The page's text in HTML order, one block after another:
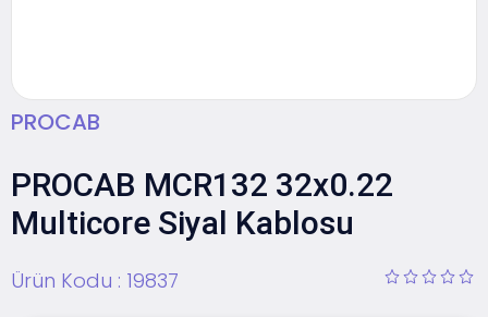
PROCAB
PROCAB MCR132 32x0.22
Multicore Siyal Kablosu
Ürün Kodu : 19837